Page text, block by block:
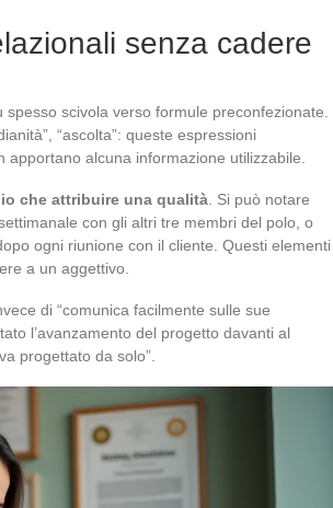
senza cadere
scivola verso formule preconfezionate.
“ascolta”: queste espressioni
alcuna informazione utilizzabile.
che attribuire una qualità . Si può notare
con gli altri tre membri del polo, o
ogni riunione con il cliente. Questi elementi
a un aggettivo.
di “comunica facilmente sulle sue
l’avanzamento del progetto davanti al
progettato da solo”.